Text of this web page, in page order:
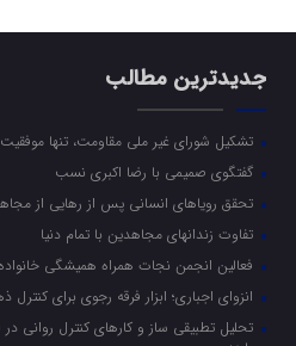
جدیدترین مطالب
تشکیل شورای غیر ملی مقاومت، تنها
گفتگوی صمیمی با رضا اکبری نسب
تحقق رویاهای انسانی پس از رهایی از
تفاوت زندانهای مجاهدین با تمام دنیا
فعالین انجمن نجات همراه همیشگی
انزوای اجباری؛ ابزار فرقه رجوی برای
تحلیل تطبیقی ساز و کارهای کنترل روانی